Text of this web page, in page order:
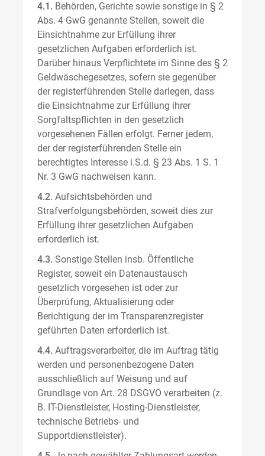
4.1. Behörden, Gerichte sowie sonstige in § 2
Abs. 4 GwG genannte Stellen, soweit die
Einsichtnahme zur Erfüllung ihrer
gesetzlichen Aufgaben erforderlich ist.
Darüber hinaus Verpflichtete im Sinne des § 2
Geldwäschegesetzes, sofern sie gegenüber
der registerführenden Stelle darlegen, dass
die Einsichtnahme zur Erfüllung ihrer
Sorgfaltspflichten in den gesetzlich
vorgesehenen Fällen erfolgt. Ferner jedem,
der der registerführenden Stelle ein
berechtigtes Interesse i.S.d. § 23 Abs. 1 S. 1
Nr. 3 GwG nachweisen kann.
4.2. Aufsichtsbehörden und
Strafverfolgungsbehörden, soweit dies zur
Erfüllung ihrer gesetzlichen Aufgaben
erforderlich ist.
4.3. Sonstige Stellen insb. Öffentliche
Register, soweit ein Datenaustausch
gesetzlich vorgesehen ist oder zur
Überprüfung, Aktualisierung oder
Berichtigung der im Transparenzregister
geführten Daten erforderlich ist.
4.4. Auftragsverarbeiter, die im Auftrag tätig
werden und personenbezogene Daten
ausschließlich auf Weisung und auf
Grundlage von Art. 28 DSGVO verarbeiten (z.
B. IT-Dienstleister, Hosting-Dienstleister,
technische Betriebs- und
Supportdienstleister).